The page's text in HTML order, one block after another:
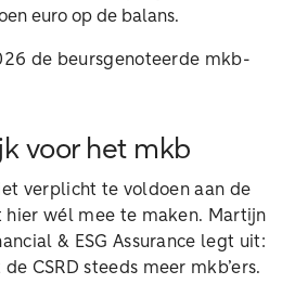
euro op de balans.
de beursgenoteerde mkb-
voor het mkb
verplicht te voldoen aan de
hier wél mee te maken. Martijn
& ESG Assurance legt uit:
CSRD steeds meer mkb’ers.